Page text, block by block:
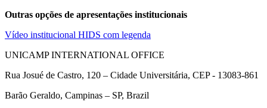
Outras opções de apresentações institucionais
Vídeo institucional HIDS com legenda
UNICAMP INTERNATIONAL OFFICE
Rua Josué de Castro, 120 – Cidade Universitária, CEP - 13083-861
Barão Geraldo, Campinas – SP, Brazil